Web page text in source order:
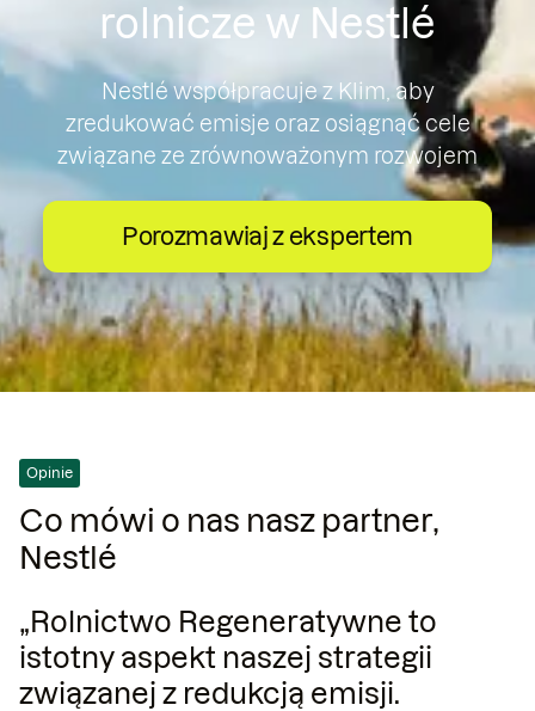
rolnicze w Nestlé
Nestlé współpracuje z Klim, aby
zredukować emisje oraz osiągnąć cele
związane ze zrównoważonym rozwojem
Porozmawiaj z ekspertem
Opinie
Co mówi o nas nasz partner,
Nestlé
„Rolnictwo Regeneratywne to
istotny aspekt naszej strategii
związanej z redukcją emisji.